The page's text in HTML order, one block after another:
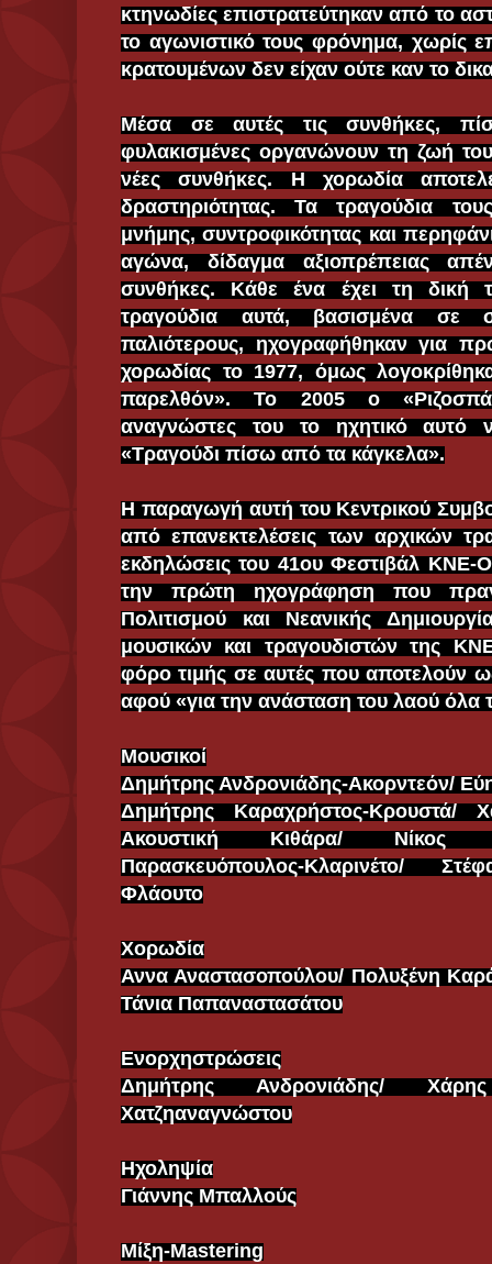
κτηνωδίες επιστρατεύτηκαν από το
το αγωνιστικό τους φρόνημα, χωρίς
κρατουμένων δεν είχαν ούτε καν το
Μέσα σε αυτές τις συνθήκες,
φυλακισμένες οργανώνουν τη ζωή
νέες συνθήκες. Η χορωδία
δραστηριότητας. Τα τραγούδια
μνήμης, συντροφικότητας και
αγώνα, δίδαγμα αξιοπρέπειας
συνθήκες. Κάθε ένα έχει τη δική
τραγούδια αυτά, βασισμένα
παλιότερους, ηχογραφήθηκαν για
χορωδίας το 1977, όμως
παρελθόν». Το 2005 ο
αναγνώστες του το ηχητικό αυτό
«Τραγούδι πίσω από τα κάγκελα».
Η παραγωγή αυτή του Κεντρικού
από επανεκτελέσεις των αρχικών
εκδηλώσεις του 41ου Φεστιβάλ ΚΝΕ-
την πρώτη ηχογράφηση που
Πολιτισμού και Νεανικής
μουσικών και τραγουδιστών της
φόρο τιμής σε αυτές που αποτελούν
αφού «για την ανάσταση του λαού όλα
Μουσικοί
Δημήτρης Ανδρονιάδης-Ακορντεόν/
Δημήτρης Καραχρήστος-Κρουστά/
Ακουστική Κιθάρα/ Νίκος
Παρασκευόπουλος-Κλαρινέτο/
Φλάουτο
Χορωδία
Αννα Αναστασοπούλου/ Πολυξένη
Τάνια Παπαναστασάτου
Ενορχηστρώσεις
Δημήτρης Ανδρονιάδης/
Χατζηαναγνώστου
Ηχοληψία
Γιάννης Μπαλλούς
Μίξη-Mastering